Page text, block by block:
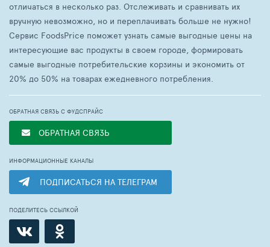
отличаться в несколько раз. Отслеживать и сравнивать их
вручную невозможно, но и переплачивать больше не нужно!
Сервис FoodsPrice поможет узнать самые выгодные цены на
интересующие вас продукты в своем городе, формировать
самые выгодные потребительские корзины и экономить от
20% до 50% на товарах ежедневного потребления.
ОБРАТНАЯ СВЯЗЬ С ФУДСПРАЙС
ОБРАТНАЯ СВЯЗЬ
ИНФОРМАЦИОННЫЕ КАНАЛЫ
ПОДПИСАТЬСЯ НА ТЕЛЕГРАМ
ПОДЕЛИТЕСЬ ССЫЛКОЙ